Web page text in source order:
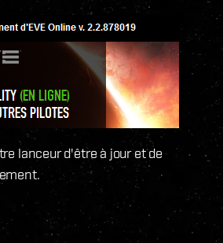
lanceur d'être à jour et de